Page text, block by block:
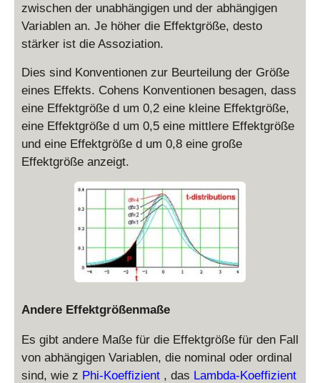
zwischen der unabhängigen und der abhängigen
Variablen an. Je höher die Effektgröße, desto
stärker ist die Assoziation.
Dies sind Konventionen zur Beurteilung der Größe
eines Effekts. Cohens Konventionen besagen, dass
eine Effektgröße d um 0,2 eine kleine Effektgröße,
eine Effektgröße d um 0,5 eine mittlere Effektgröße
und eine Effektgröße d um 0,8 eine große
Effektgröße anzeigt.
Andere Effektgrößenmaße
Es gibt andere Maße für die Effektgröße für den Fall
von abhängigen Variablen, die nominal oder ordinal
sind, wie z Phi-Koeffizient , das Lambda-Koeffizient